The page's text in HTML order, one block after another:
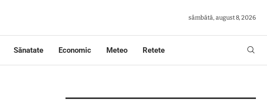
sâmbătă, august 8, 2026
Sănatate Economic Meteo Retete